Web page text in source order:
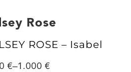
Rose
ROSE – Isabel
–1.000